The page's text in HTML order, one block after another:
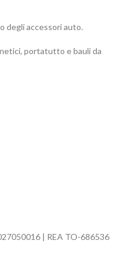
degli accessori auto.
portatutto e bauli da
| REA TO-686536